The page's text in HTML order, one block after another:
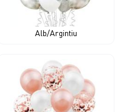
Alb/Argintiu